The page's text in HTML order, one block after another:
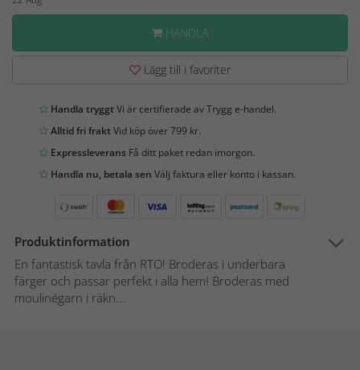
HANDLA
Lägg till i favoriter
Handla tryggtVi är certifierade av Trygg e-handel.
Alltid fri fraktVid köp över 799 kr.
Expressleverans Få ditt paket redan imorgon.
Handla nu, betala sen Välj faktura eller konto i kassan.
Produktinformation
En fantastisk tavla från RTO! Broderas i underbara
färger och passar perfekt i alla hem! Broderas med
moulinégarn i räkn...